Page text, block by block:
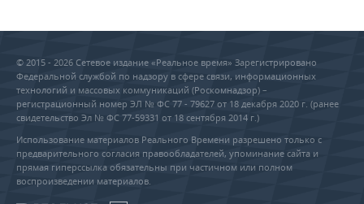
© 2015 - 2026 Сетевое издание «Реальное время» Зарегистрировано
Федеральной службой по надзору в сфере связи, информационных
технологий и массовых коммуникаций (Роскомнадзор) –
регистрационный номер ЭЛ № ФС 77 - 79627 от 18 декабря 2020 г. (ранее
свидетельство Эл № ФС 77-59331 от 18 сентября 2014 г.)
Использование материалов Реального Времени разрешено только с
предварительного согласия правообладателей, упоминание сайта и
прямая гиперссылка обязательны при частичном или полном
воспроизведении материалов.